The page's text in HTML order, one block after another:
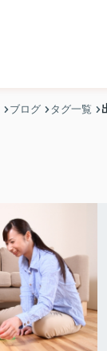
ブログ タグ一覧